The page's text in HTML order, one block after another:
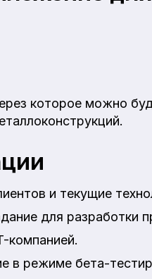
которое можно
и текущие
для разработки
компанией.
в режиме бета-